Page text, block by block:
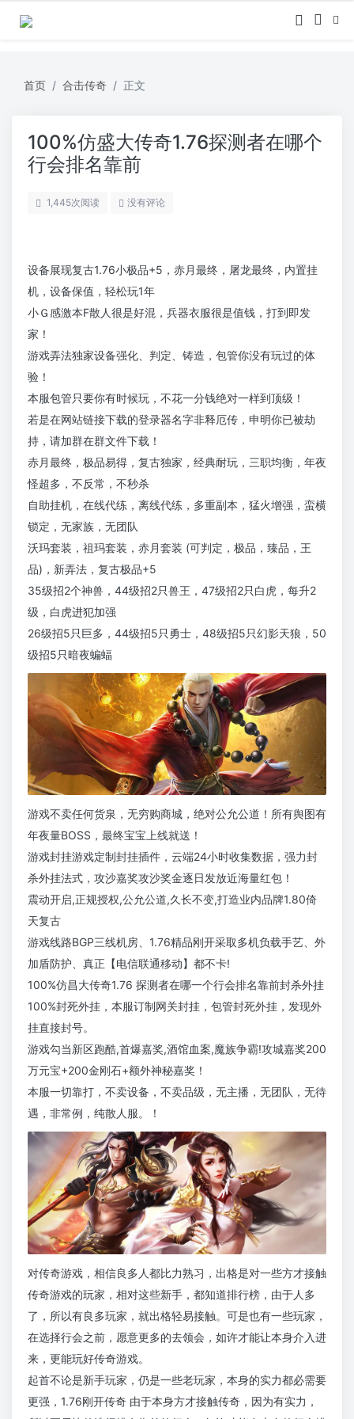
首页 合击传奇 正文
100%仿盛大传奇1.76探测者在哪个
行会排名靠前
1,445次阅读 没有评论
设备展现复古1.76小极品+5，赤月最终，屠龙最终，内置挂
机，设备保值，轻松玩1年
小Ｇ感激本F散人很是好混，兵器衣服很是值钱，打到即发
家！
游戏弄法独家设备强化、判定、铸造，包管你没有玩过的体
验！
本服包管只要你有时候玩，不花一分钱绝对一样到顶级！
若是在网站链接下载的登录器名字非释厄传，申明你已被劫
持，请加群在群文件下载！
赤月最终，极品易得，复古独家，经典耐玩，三职均衡，年夜
怪超多，不反常，不秒杀
自助挂机，在线代练，离线代练，多重副本，猛火增强，蛮横
锁定，无家族，无团队
沃玛套装，祖玛套装，赤月套装 (可判定，极品，臻品，王
品)，新弄法，复古极品+5
35级招2个神兽，44级招2只兽王，47级招2只白虎，每升2
级，白虎进犯加强
26级招5只巨多，44级招5只勇士，48级招5只幻影天狼，50
级招5只暗夜蝙蝠
游戏不卖任何货泉，无穷购商城，绝对公允公道！所有舆图有
年夜量BOSS，最终宝宝上线就送！
游戏封挂游戏定制封挂插件，云端24小时收集数据，强力封
杀外挂法式，攻沙嘉奖攻沙奖金逐日发放近海量红包！
震动开启,正规授权,公允公道,久长不变,打造业内品牌1.80倚
天复古
游戏线路BGP三线机房、1.76精品刚开采取多机负载手艺、外
加盾防护、真正【电信联通移动】都不卡!
100%仿昌大传奇1.76 探测者在哪一个行会排名靠前封杀外挂
100%封死外挂，本服订制网关封挂，包管封死外挂，发现外
挂直接封号。
游戏勾当新区跑酷,首爆嘉奖,酒馆血案,魔族争霸!攻城嘉奖200
万元宝+200金刚石+额外神秘嘉奖！
本服一切靠打，不卖设备，不卖品级，无主播，无团队，无待
遇，非常例，纯散人服。！
对传奇游戏，相信良多人都比力熟习，出格是对一些方才接触
传奇游戏的玩家，相对这些新手，都知道排行榜，由于人多
了，所以有良多玩家，就出格轻易接触。可是也有一些玩家，
在选择行会之前，愿意更多的去领会，如许才能让本身介入进
来，更能玩好传奇游戏。
起首不论是新手玩家，仍是一些老玩家，本身的实力都必需要
更强，1.76刚开传奇 由于本身方才接触传奇，因为有实力，